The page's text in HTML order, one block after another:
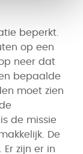
beperkt.
op een
neer dat
bepaalde
moet zien
de missie
De
zijn er in